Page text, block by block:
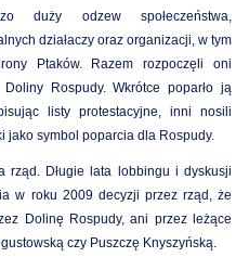
duży odzew społeczeństwa,
działaczy oraz organizacji, w tym
Ptaków. Razem rozpoczęli oni
Rospudy. Wkrótce poparło ją
listy protestacyjne, inni nosili
jako symbol poparcia dla Rospudy.
rząd. Długie lata lobbingu i dyskusji
w roku 2009 decyzji przez rząd, że
Dolinę Rospudy, ani przez leżące
czy Puszczę Knyszyńską.